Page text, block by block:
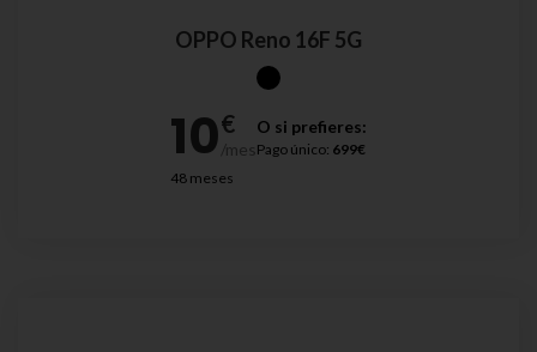
OPPO Reno 16F 5G
48 meses
O si prefieres:
Pago único: 699€